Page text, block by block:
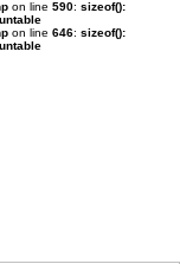
on line 590: sizeof():
on line 646: sizeof():